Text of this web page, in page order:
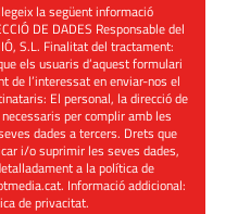
la següent informació
DE DADES Responsable del
S.L. Finalitat del tractament:
els usuaris d’aquest formulari
de l’interessat en enviar-nos el
El personal, la direcció de
per complir amb les
dades a tercers. Drets que
i/o suprimir les seves dades,
a la política de
. Informació addicional:
de privacitat.